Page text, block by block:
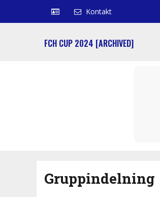
Kontakt
FCH CUP 2024 [ARCHIVED]
Gruppindelning